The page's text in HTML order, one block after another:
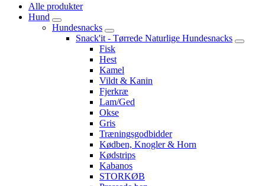
Alle produkter
Hund
Hundesnacks
Snack'it - Tørrede Naturlige Hundesnacks
Fisk
Hest
Kamel
Vildt & Kanin
Fjerkræ
Lam/Ged
Okse
Gris
Træningsgodbidder
Kødben, Knogler & Horn
Kødstrips
Kabanos
STORKØB